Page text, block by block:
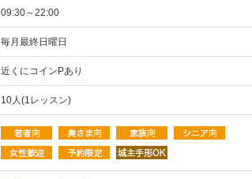
09:30～22:00
毎月最終日曜日
近くにコインPあり
10人(1レッスン)